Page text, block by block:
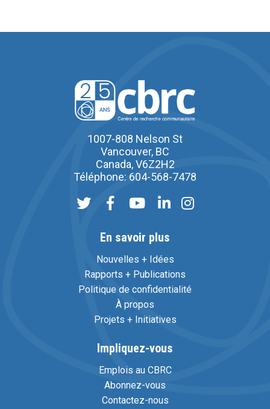
1007-808 Nelson St
Vancouver, BC
Canada, V6Z2H2
Téléphone: 604-568-7478
En savoir plus
Nouvelles + Idées
Rapports + Publications
Politique de confidentialité
À propos
Projets + Initiatives
Impliquez-vous
Emplois au CBRC
Abonnez-vous
Contactez-nous